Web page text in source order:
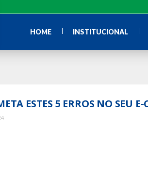
HOME INSTITUCIONAL
ESTES 5 ERROS NO SEU E-